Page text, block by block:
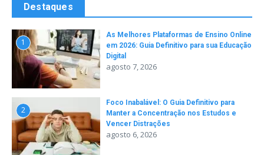
Destaques
1
As Melhores Plataformas de Ensino Online
em 2026: Guia Definitivo para sua Educação
Digital
agosto 7, 2026
2
Foco Inabalável: O Guia Definitivo para
Manter a Concentração nos Estudos e
Vencer Distrações
agosto 6, 2026